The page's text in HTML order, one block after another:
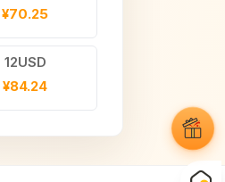
¥70.25
12USD
¥84.24
40XCD